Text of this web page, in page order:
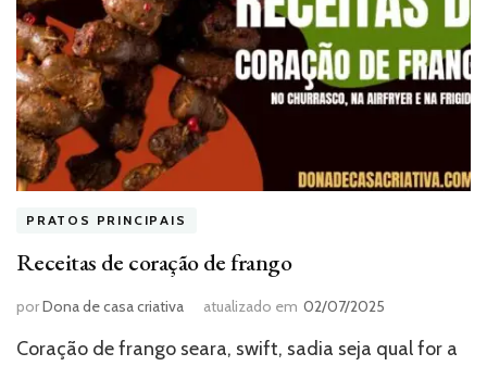
PRATOS PRINCIPAIS
Receitas de coração de frango
porDona de casa criativa atualizado em 02/07/2025
Coração de frango seara, swift, sadia seja qual for a